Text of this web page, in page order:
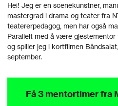
Hei! Jeg er en scenekunstner,
mastergrad i drama og teater fra
teatererpedagog, men har også
Parallelt med å være gjestementor
og spiller jeg i kortfilmen
september.
Få 3 mentortimer fra